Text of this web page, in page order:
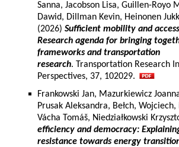
Sanna, Jacobson Lisa, Guillen-Royo
Dawid, Dillman Kevin, Heinonen
(2026) Sufficient mobility and
Research agenda for bringing
frameworks and transportation
research. Transportation Research
Perspectives, 37, 102029.
Frankowski Jan, Mazurkiewicz
Prusak Aleksandra, Bełch,
Vácha Tomáš, Niedziałkowski
efficiency and democracy:
resistance towards energy